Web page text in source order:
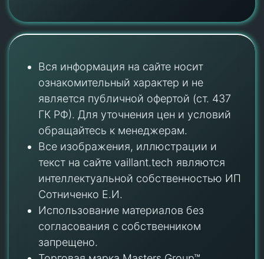
Вся информация на сайте носит
ознакомительный характер и не
является публичной офертой (ст. 437
ГК РФ). Для уточнения цен и условий
обращайтесь к менеджерам.
Все изображения, иллюстрации и
текст на сайте vaillant.tech являются
интеллектуальной собственностью ИП
Сотниченко Е.И.
Использование материалов без
согласования с собственником
запрещено.